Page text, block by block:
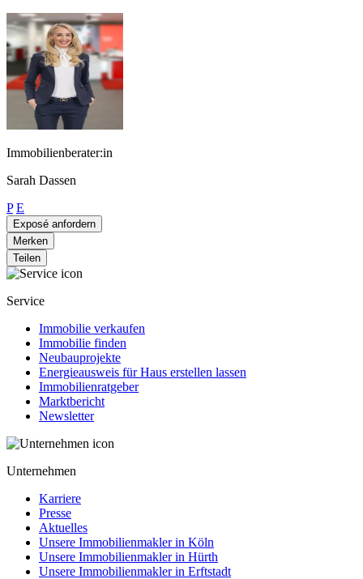
Immobilienberater:in
Sarah Dassen
P E
Exposé anfordern
Merken
Teilen
Service
Immobilie verkaufen
Immobilie finden
Neubauprojekte
Energieausweis für Haus erstellen lassen
Immobilienratgeber
Marktbericht
Newsletter
Unternehmen
Karriere
Presse
Aktuelles
Unsere Immobilienmakler in Köln
Unsere Immobilienmakler in Hürth
Unsere Immobilienmakler in Erftstadt